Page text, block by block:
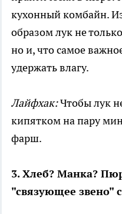
кухонный комбайн.
образом лук не
но и, что самое
удержать влагу.
Лайфхак:Чтобы лук
кипятком на пару
фарш.
3. Хлеб? Манка?
"связующее звено"